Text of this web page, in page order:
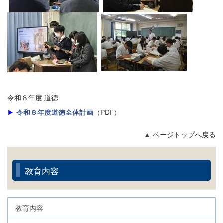
令和８年度 道徳
▶ 令和８年度道徳全体計画 （PDF）
▲ ページトップへ戻る
教育内容
教育内容